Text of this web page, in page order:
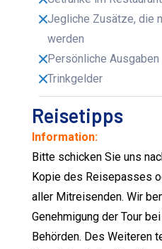
Jegliche Zusätze, die
werden
Persönliche Ausgaben
Trinkgelder
Reisetipps
Information:
Bitte schicken Sie uns
Kopie des Reisepasses
aller Mitreisenden. Wir
Genehmigung der Tour
Behörden. Des Weiteren